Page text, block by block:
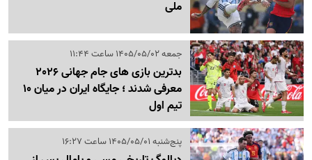
ملی
جمعه 1405/05/02 ساعت 11:44
بدترین بازی های جام جهانی 2026
معرفی شدند ؛ جایگاه ایران در میان 10
تیم اول
پنج‌شنبه 1405/05/01 ساعت 16:27